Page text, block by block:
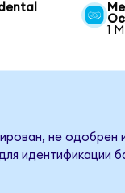
1
не
идентификации